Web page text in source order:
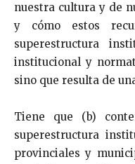
nuestra cultura y de
y cómo estos
superestructura
institucional y
sino que resulta de
Tiene que (b)
superestructura
provinciales y